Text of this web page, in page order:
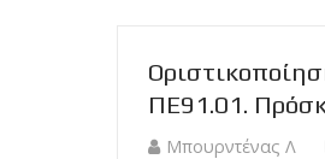
ΠΕ91.01.
Μπουρντένας Λ